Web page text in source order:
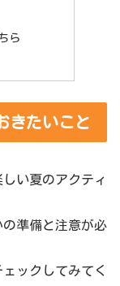
ら
きたいこと
い夏のアクティ
準備と注意が必
ックしてみてく